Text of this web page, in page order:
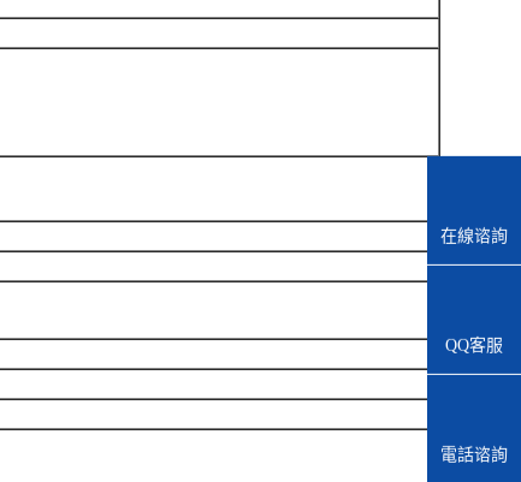
在線谘詢
QQ客服
電話谘詢